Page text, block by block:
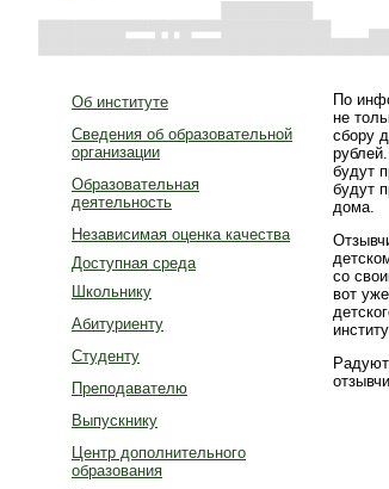
Об институте
Сведения об образовательной
организации
Образовательная
деятельность
Независимая оценка качества
Доступная среда
Школьнику
Абитуриенту
Студенту
Преподавателю
Выпускнику
Центр дополнительного
образования
По
не
сбору
будут
будут
дома.
со
вот